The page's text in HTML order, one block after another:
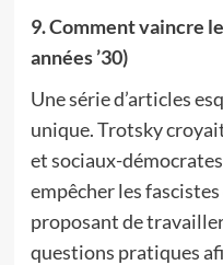
9. Comment vaincre
années ’30)
Une série d’articles
unique. Trotsky
et sociaux-démocrates
empêcher les
proposant de
questions pratiques